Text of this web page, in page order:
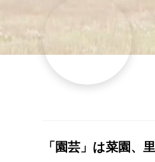
「園芸」は菜園、